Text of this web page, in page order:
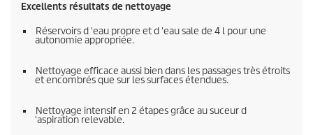
Excellents résultats de nettoyage
Réservoirs d 'eau propre et d 'eau sale de 4 l pour une
autonomie appropriée.
Nettoyage efficace aussi bien dans les passages très étroits
et encombrés que sur les surfaces étendues.
Nettoyage intensif en 2 étapes grâce au suceur d
'aspiration relevable.